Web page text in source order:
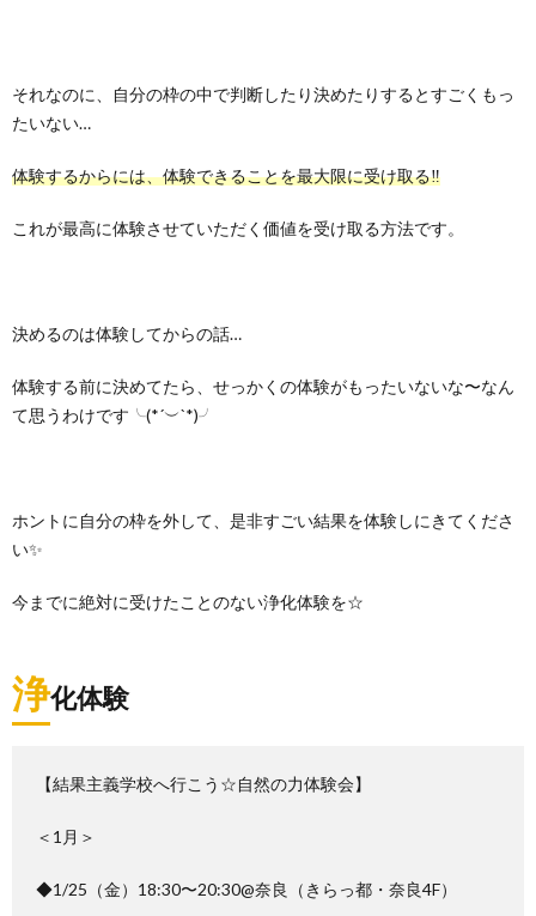
それなのに、自分の枠の中で判断したり決めたりするとすごくもっ
たいない…
体験するからには、体験できることを最大限に受け取る‼️
これが最高に体験させていただく価値を受け取る方法です。
決めるのは体験してからの話…
体験する前に決めてたら、せっかくの体験がもったいないな〜なん
て思うわけです╰(*´︶`*)╯
ホントに自分の枠を外して、是非すごい結果を体験しにきてくださ
い✨
今までに絶対に受けたことのない浄化体験を☆
浄化体験
【結果主義学校へ行こう☆自然の力体験会】
＜1月＞
◆1/25（金）18:30〜20:30@奈良（きらっ都・奈良4F）